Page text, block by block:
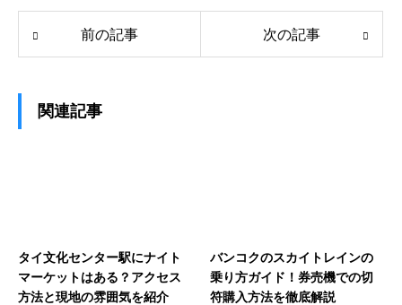
前の記事 次の記事
関連記事
タイ文化センター駅にナイト
マーケットはある？アクセス
方法と現地の雰囲気を紹介
バンコクのスカイトレインの
乗り方ガイド！券売機での切
符購入方法を徹底解説